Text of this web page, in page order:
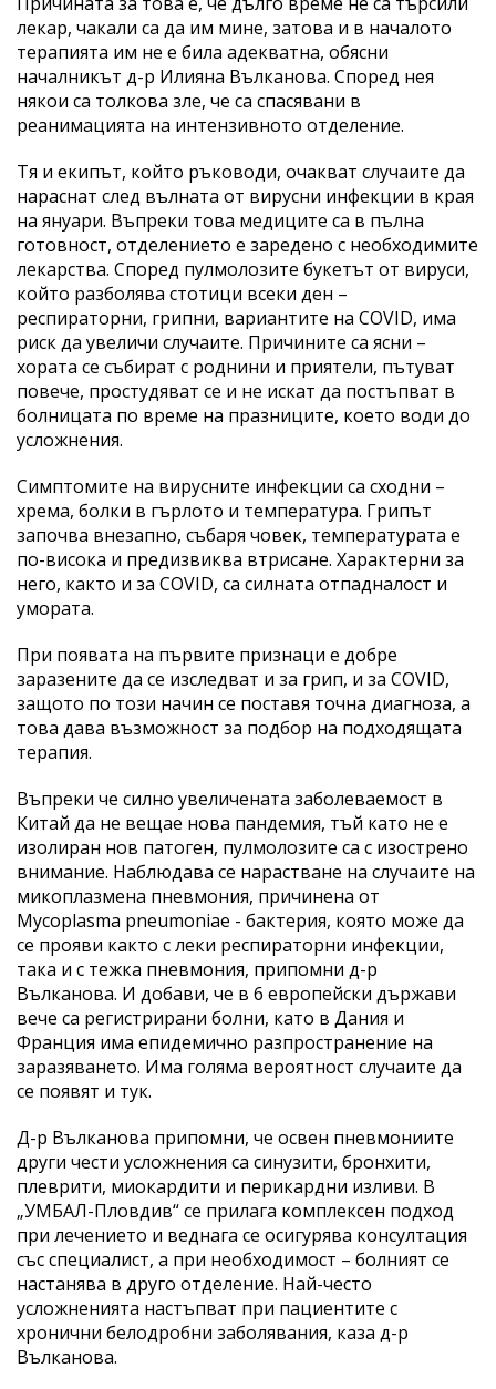
лекар, чакали са да им мине, затова и в началото
терапията им не е била адекватна, обясни
началникът д-р Илияна Вълканова. Според нея
някои са толкова зле, че са спасявани в
реанимацията на интензивното отделение.
Тя и екипът, който ръководи, очакват случаите да
нараснат след вълната от вирусни инфекции в края
на януари. Въпреки това медиците са в пълна
готовност, отделението е заредено с необходимите
лекарства. Според пулмолозите букетът от вируси,
който разболява стотици всеки ден –
респираторни, грипни, вариантите на COVID, има
риск да увеличи случаите. Причините са ясни –
хората се събират с роднини и приятели, пътуват
повече, простудяват се и не искат да постъпват в
болницата по време на празниците, което води до
усложнения.
Симптомите на вирусните инфекции са сходни –
хрема, болки в гърлото и температура. Грипът
започва внезапно, събаря човек, температурата е
по-висока и предизвиква втрисане. Характерни за
него, както и за COVID, са силната отпадналост и
умората.
При появата на първите признаци е добре
заразените да се изследват и за грип, и за COVID,
защото по този начин се поставя точна диагноза, а
това дава възможност за подбор на подходящата
терапия.
Въпреки че силно увеличената заболеваемост в
Китай да не вещае нова пандемия, тъй като не е
изолиран нов патоген, пулмолозите са с изострено
внимание. Наблюдава се нарастване на случаите на
микоплазмена пневмония, причинена от
Mycoplasma pneumoniae - бактерия, която може да
се прояви както с леки респираторни инфекции,
така и с тежка пневмония, припомни д-р
Вълканова. И добави, че в 6 европейски държави
вече са регистрирани болни, като в Дания и
Франция има епидемично разпространение на
заразяването. Има голяма вероятност случаите да
се появят и тук.
Д-р Вълканова припомни, че освен пневмониите
други чести усложнения са синузити, бронхити,
плеврити, миокардити и перикардни изливи. В
„УМБАЛ-Пловдив“ се прилага комплексен подход
при лечението и веднага се осигурява консултация
със специалист, а при необходимост – болният се
настанява в друго отделение. Най-често
усложненията настъпват при пациентите с
хронични белодробни заболявания, каза д-р
Вълканова.